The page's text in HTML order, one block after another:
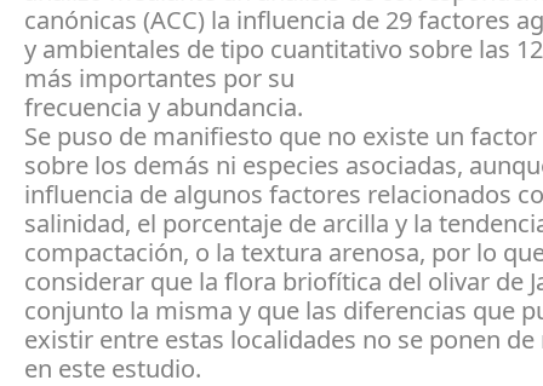
canónicas (ACC) la influencia de 29 factores
y ambientales de tipo cuantitativo sobre las
más importantes por su
frecuencia y abundancia.
Se puso de manifiesto que no existe un
sobre los demás ni especies asociadas,
influencia de algunos factores relacionados
salinidad, el porcentaje de arcilla y la
compactación, o la textura arenosa, por lo
considerar que la flora briofítica del olivar de
conjunto la misma y que las diferencias que
existir entre estas localidades no se ponen
en este estudio.